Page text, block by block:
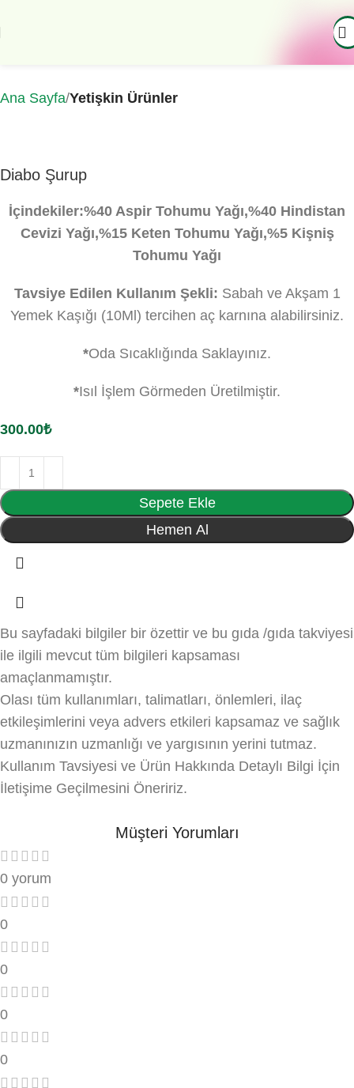
Ana Sayfa Yetişkin Ürünler
Diabo Şurup
İçindekiler:%40 Aspir Tohumu Yağı,%40 Hindistan
Cevizi Yağı,%15 Keten Tohumu Yağı,%5 Kişniş
Tohumu Yağı
Tavsiye Edilen Kullanım Şekli: Sabah ve Akşam 1
Yemek Kaşığı (10Ml) tercihen aç karnına alabilirsiniz.
*Oda Sıcaklığında Saklayınız.
*Isıl İşlem Görmeden Üretilmiştir.
300.00₺
Sepete Ekle
Hemen Al
Bu sayfadaki bilgiler bir özettir ve bu gıda /gıda takviyesi
ile ilgili mevcut tüm bilgileri kapsaması
amaçlanmamıştır.
Olası tüm kullanımları, talimatları, önlemleri, ilaç
etkileşimlerini veya advers etkileri kapsamaz ve sağlık
uzmanınızın uzmanlığı ve yargısının yerini tutmaz.
Kullanım Tavsiyesi ve Ürün Hakkında Detaylı Bilgi İçin
İletişime Geçilmesini Öneririz.
Müşteri Yorumları
0 yorum
0
0
0
0